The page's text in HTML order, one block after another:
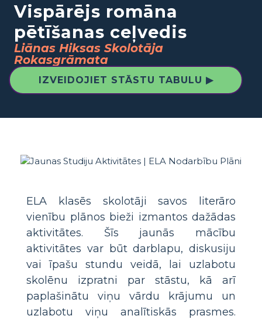
Vispārējs romāna
pētīšanas ceļvedis
Liānas Hiksas Skolotāja
Rokasgrāmata
IZVEIDOJIET STĀSTU TABULU ▶
ELA klasēs skolotāji savos literāro
vienību plānos bieži izmantos dažādas
aktivitātes. Šīs jaunās mācību
aktivitātes var būt darblapu, diskusiju
vai īpašu stundu veidā, lai uzlabotu
skolēnu izpratni par stāstu, kā arī
paplašinātu viņu vārdu krājumu un
uzlabotu viņu analītiskās prasmes.